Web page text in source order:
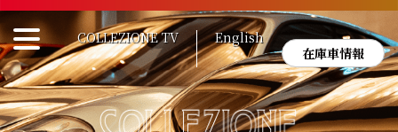
Skip
to
content
COLLEZIONE TV
English
在庫車情報